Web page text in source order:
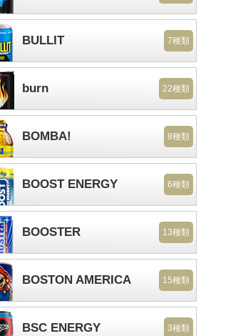
BULLIT 7種類
burn 22種類
BOMBA! 8種類
BOOST ENERGY 6種類
BOOSTER 13種類
BOSTON AMERICA 15種類
BSC ENERGY 3種類